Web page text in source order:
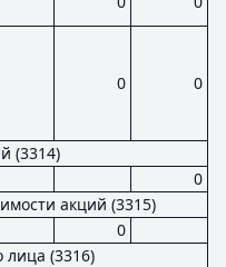
0 0
(3314)
0
акций (3315)
0
(3316)